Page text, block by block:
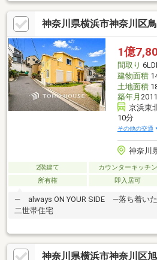
神奈川県横浜市神奈川区
1億
間取り
建物面積
土地面積
築年月
京浜東
10分
その他の交通
神奈川
2階建て カウンターキッチン
所有権
即入居可
― always ON YOUR SIDE ―落ち着い
二世帯住宅
神奈川県横浜市神奈川区